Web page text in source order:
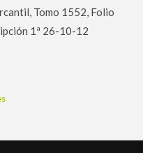
Tomo 1552, Folio
1ª 26-10-12